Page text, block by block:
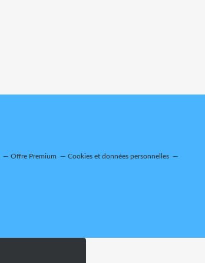
Offre Premium Cookies et données personnelles